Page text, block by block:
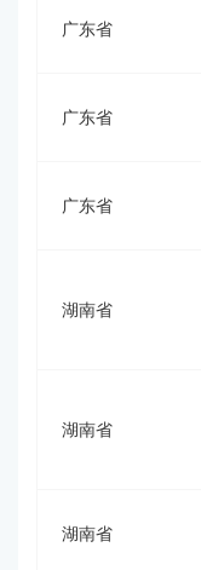
广东省
广东省
广东省
湖南省
湖南省
湖南省